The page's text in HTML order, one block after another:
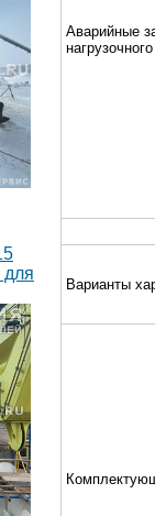
Аварийные
Варианты